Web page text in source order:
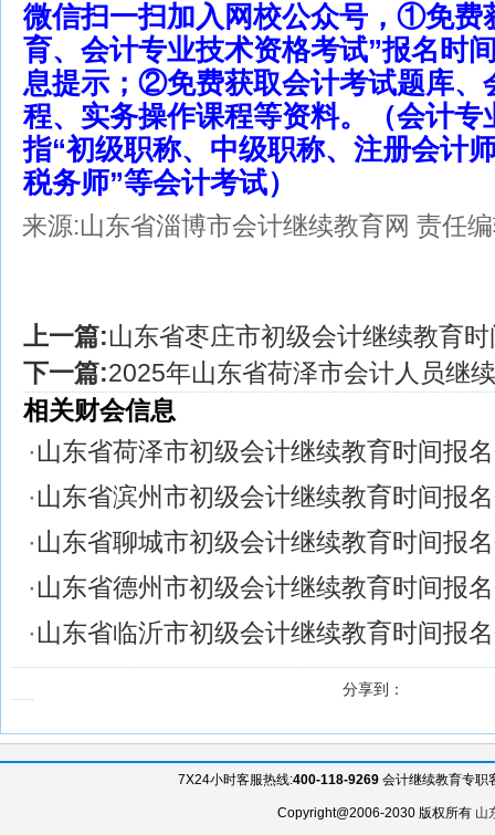
微信扫一扫加入网校公众号，①免费
育、会计专业技术资格考试”报名时
息提示；②免费获取会计考试题库、
程、实务操作课程等资料。（会计专
指“初级职称、中级职称、注册会计
税务师”等会计考试）
来源:山东省淄博市会计继续教育网 责任
上一篇:山东省枣庄市初级会计继续教育
下一篇:2025年山东省荷泽市会计人员继
相关财会信息
·山东省荷泽市初级会计继续教育时间报
·山东省滨州市初级会计继续教育时间报
·山东省聊城市初级会计继续教育时间报
·山东省德州市初级会计继续教育时间报
·山东省临沂市初级会计继续教育时间报
分享到：
7X24小时客服热线:400-118-9269 会计继续教育专职
Copyright@2006-2030 版权所有 山